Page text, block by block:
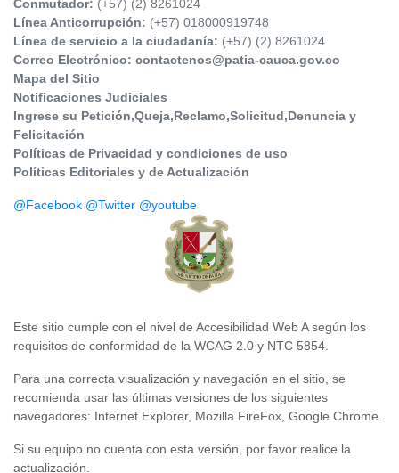
Conmutador: (+57) (2) 8261024
Línea Anticorrupción: (+57) 018000919748
Línea de servicio a la ciudadanía: (+57) (2) 8261024
Correo Electrónico: contactenos@patia-cauca.gov.co
Mapa del Sitio
Notificaciones Judiciales
Ingrese su Petición,Queja,Reclamo,Solicitud,Denuncia y
Felicitación
Políticas de Privacidad y condiciones de uso
Políticas Editoriales y de Actualización
@Facebook @Twitter @youtube
Este sitio cumple con el nivel de Accesibilidad Web A según los
requisitos de conformidad de la WCAG 2.0 y NTC 5854.
Para una correcta visualización y navegación en el sitio, se
recomienda usar las últimas versiones de los siguientes
navegadores: Internet Explorer, Mozilla FireFox, Google Chrome.
Si su equipo no cuenta con esta versión, por favor realice la
actualización.